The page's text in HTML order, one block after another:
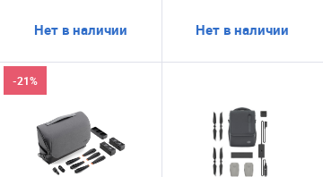
Нет в наличии Нет в наличии
-21%